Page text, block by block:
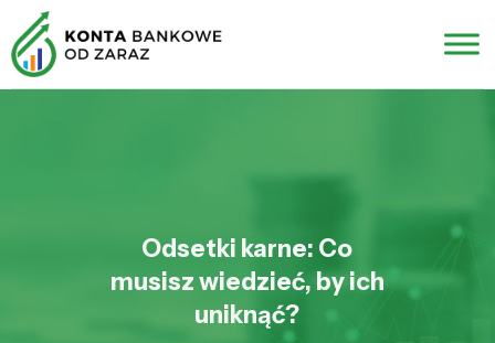
Odsetki karne: Co
musisz wiedzieć, by ich
uniknąć?